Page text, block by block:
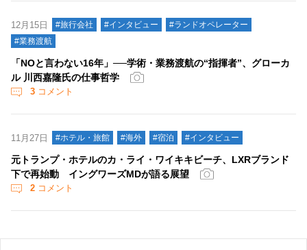
12月15日 #旅行会社 #インタビュー
#ランドオペレーター
#業務渡航
「NOと言わない16年」──学術・業務渡航の“指揮者”、グローカ
ル 川西嘉隆氏の仕事哲学
3 コメント
11月27日 #ホテル・旅館 #海外 #宿泊 #インタビュー
元トランプ・ホテルのカ・ライ・ワイキキビーチ、LXRブランド
下で再始動 イングワーズMDが語る展望
2 コメント